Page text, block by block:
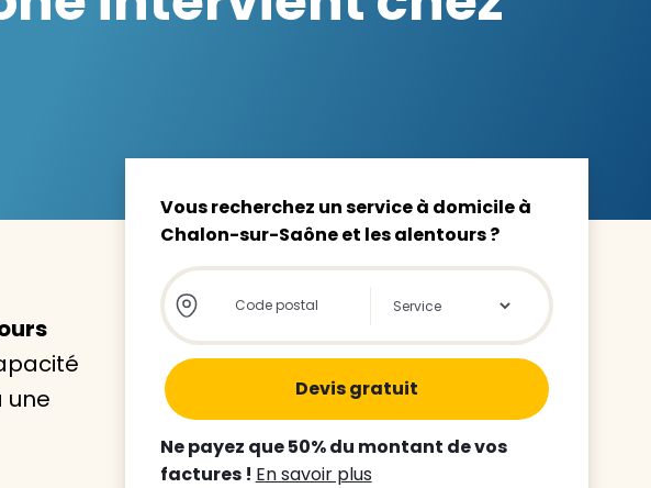
qui vous
la garde de votre enfant
nos intervenants à
Trouver mon agence
une
Vous recherchez un service à domicile à
Chalon-sur-Saône et les alentours ?
Store locator global - Autocompletion
Rechercher
Ne payez que 50% du montant de vos
factures ! En savoir plus